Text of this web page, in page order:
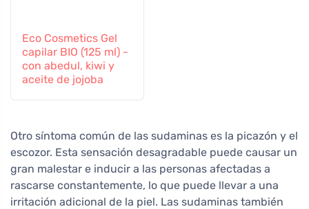
Eco Cosmetics Gel
capilar BIO (125 ml) -
con abedul, kiwi y
aceite de jojoba
Otro síntoma común de las sudaminas es la picazón y el
escozor. Esta sensación desagradable puede causar un
gran malestar e inducir a las personas afectadas a
rascarse constantemente, lo que puede llevar a una
irritación adicional de la piel. Las sudaminas también